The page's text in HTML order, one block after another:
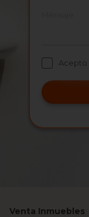
Acepto
Venta Inmuebles